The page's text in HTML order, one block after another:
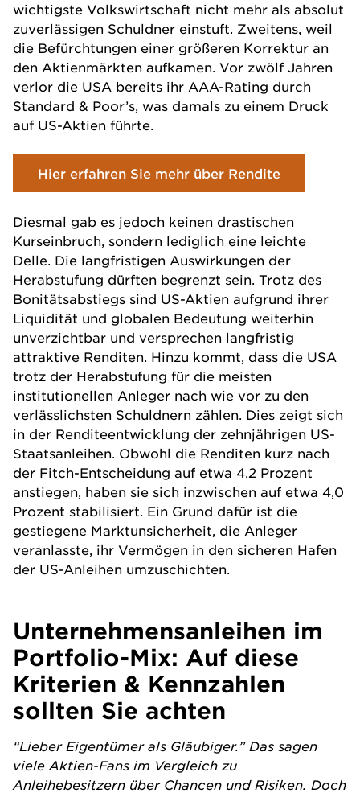
wichtigste Volkswirtschaft nicht mehr als absolut
zuverlässigen Schuldner einstuft. Zweitens, weil
die Befürchtungen einer größeren Korrektur an
den Aktienmärkten aufkamen. Vor zwölf Jahren
verlor die USA bereits ihr AAA-Rating durch
Standard & Poor’s, was damals zu einem Druck
auf US-Aktien führte.
Hier erfahren Sie mehr über Rendite
Diesmal gab es jedoch keinen drastischen
Kurseinbruch, sondern lediglich eine leichte
Delle. Die langfristigen Auswirkungen der
Herabstufung dürften begrenzt sein. Trotz des
Bonitätsabstiegs sind US-Aktien aufgrund ihrer
Liquidität und globalen Bedeutung weiterhin
unverzichtbar und versprechen langfristig
attraktive Renditen. Hinzu kommt, dass die USA
trotz der Herabstufung für die meisten
institutionellen Anleger nach wie vor zu den
verlässlichsten Schuldnern zählen. Dies zeigt sich
in der Renditeentwicklung der zehnjährigen US-
Staatsanleihen. Obwohl die Renditen kurz nach
der Fitch-Entscheidung auf etwa 4,2 Prozent
anstiegen, haben sie sich inzwischen auf etwa 4,0
Prozent stabilisiert. Ein Grund dafür ist die
gestiegene Marktunsicherheit, die Anleger
veranlasste, ihr Vermögen in den sicheren Hafen
der US-Anleihen umzuschichten.
Unternehmensanleihen im
Portfolio-Mix: Auf diese
Kriterien & Kennzahlen
sollten Sie achten
“Lieber Eigentümer als Gläubiger.” Das sagen
viele Aktien-Fans im Vergleich zu
Anleihebesitzern über Chancen und Risiken. Doch